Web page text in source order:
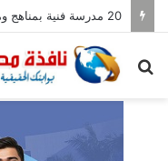
20 مدرسة فنية بمناهج ومعايير يابانية
بحث